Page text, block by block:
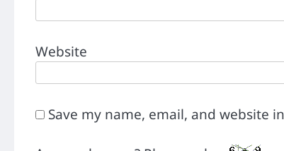
Website
Save my name, email, and website